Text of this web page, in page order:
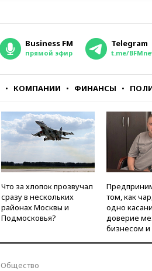
Business FM
прямой эфир
Telegram
t.me/
КОМПАНИИ ФИНАНСЫ
Что за хлопок прозвучал
сразу в нескольких
районах Москвы и
Подмосковья?
том, как
одно
доверие
бизнесом
Общество